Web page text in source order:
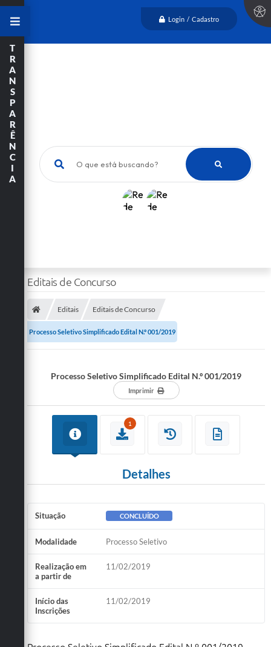
Login / Cadastro
O que está buscando?
T
R
A
N
S
P
A
R
Ê
N
C
I
A
Editais de Concurso
Editais Editais de Concurso
Processo Seletivo Simplificado Edital N.º 001/2019
Processo Seletivo Simplificado Edital N.º 001/2019
Imprimir
1
Detalhes
Situação CONCLUÍDO
Modalidade Processo Seletivo
Realização em
a partir de
11/02/2019
Início das
Inscrições
11/02/2019